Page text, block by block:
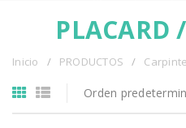
PLACARD
Inicio / PRODUCTOS /
Orden